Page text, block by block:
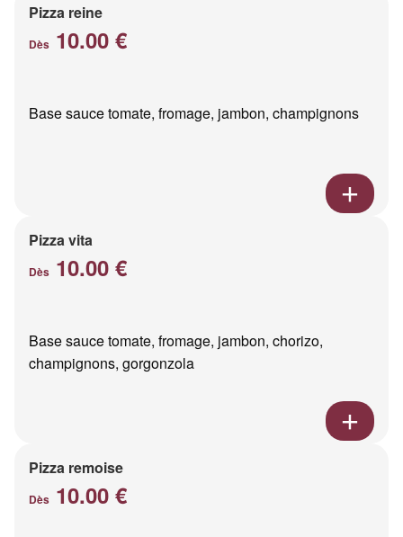
Pizza reine
Dès 10.00 €
Base sauce tomate, fromage, jambon, champignons
Pizza vita
Dès 10.00 €
Base sauce tomate, fromage, jambon, chorizo,
champignons, gorgonzola
Pizza remoise
Dès 10.00 €